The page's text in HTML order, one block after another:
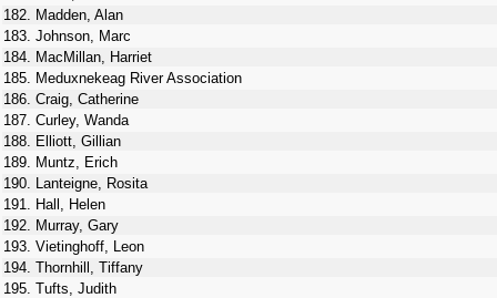
182. Madden, Alan
183. Johnson, Marc
184. MacMillan, Harriet
185. Meduxnekeag River Association
186. Craig, Catherine
187. Curley, Wanda
188. Elliott, Gillian
189. Muntz, Erich
190. Lanteigne, Rosita
191. Hall, Helen
192. Murray, Gary
193. Vietinghoff, Leon
194. Thornhill, Tiffany
195. Tufts, Judith